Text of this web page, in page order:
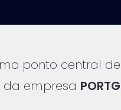
ponto central
da empresa